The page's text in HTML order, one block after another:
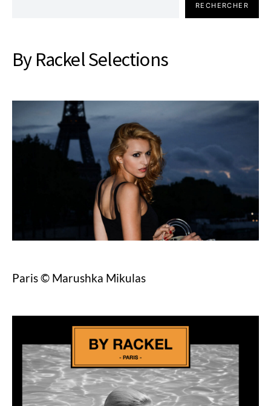
RECHERCHER
By Rackel Selections
Paris © Marushka Mikulas